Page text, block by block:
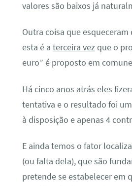
valores são baixos já
Outra coisa que esqueceram
esta é a terceira vezque o
euro” é proposto em
Há cinco anos atrás eles
tentativa e o resultado foi um
à disposição e apenas 4
E ainda temos o fator
(ou falta dela), que são
pretende se estabelecer em